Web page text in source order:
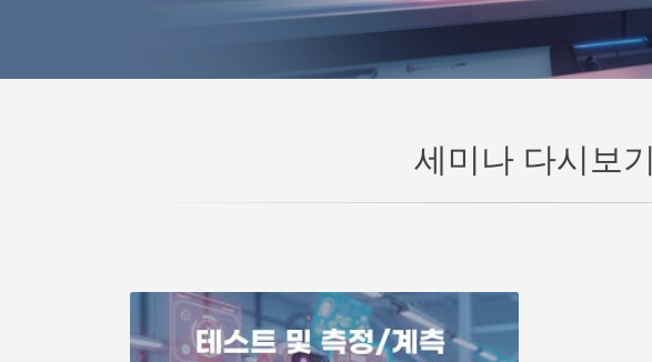
세미나 다시보기